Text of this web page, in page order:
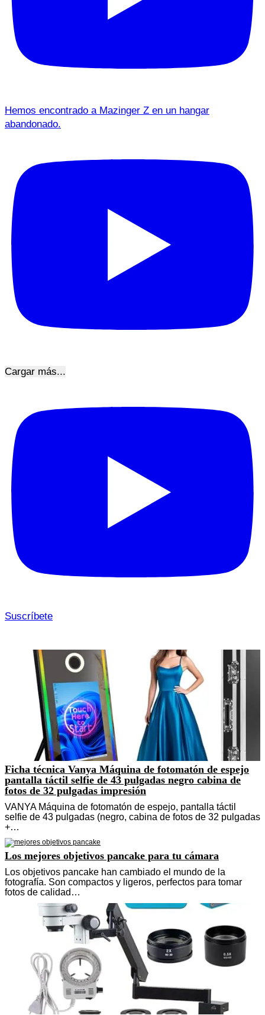
Hemos encontrado a Mazinger Z en un hangar
abandonado.
Cargar más...
Suscríbete
Ficha técnica Vanya Máquina de fotomatón de espejo
pantalla táctil selfie de 43 pulgadas negro cabina de
fotos de 32 pulgadas impresión
VANYA Máquina de fotomatón de espejo, pantalla táctil
selfie de 43 pulgadas (negro, cabina de fotos de 32 pulgadas
+…
Los mejores objetivos pancake para tu cámara
Los objetivos pancake han cambiado el mundo de la
fotografía. Son compactos y ligeros, perfectos para tomar
fotos de calidad…